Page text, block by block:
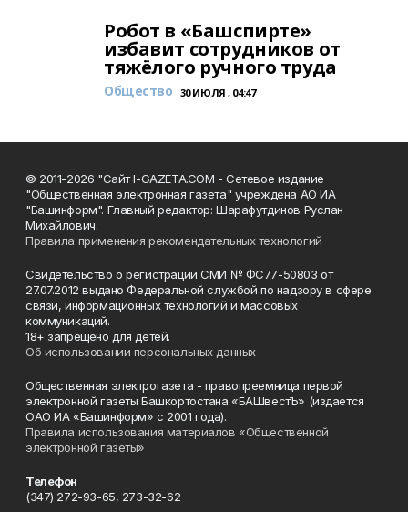
Робот в «Башспирте»
избавит сотрудников от
тяжёлого ручного труда
Общество 30 ИЮЛЯ , 04:47
© 2011-2026 "Сайт I-GAZETA.COM - Сетевое издание
"Общественная электронная газета" учреждена АО ИА
"Башинформ". Главный редактор: Шарафутдинов Руслан
Михайлович.
Правила применения рекомендательных технологий
Свидетельство о регистрации СМИ № ФС77-50803 от
27.07.2012 выдано Федеральной службой по надзору в сфере
связи, информационных технологий и массовых
коммуникаций.
18+ запрещено для детей.
Об использовании персональных данных
Общественная электрогазета - правопреемница первой
электронной газеты Башкортостана «БАШвестЪ» (издается
ОАО ИА «Башинформ» с 2001 года).
Правила использования материалов «Общественной
электронной газеты»
Телефон
(347) 272-93-65, 273-32-62